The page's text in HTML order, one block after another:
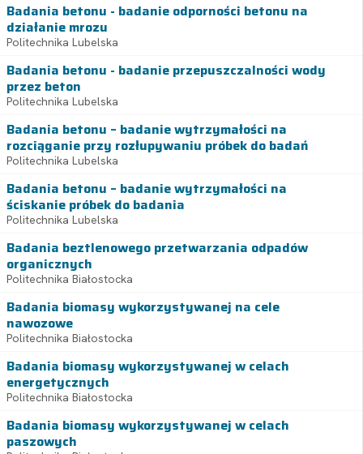
Badania betonu - badanie odporności betonu na
działanie mrozu
Politechnika Lubelska
Badania betonu - badanie przepuszczalności wody
przez beton
Politechnika Lubelska
Badania betonu – badanie wytrzymałości na
rozciąganie przy rozłupywaniu próbek do badań
Politechnika Lubelska
Badania betonu – badanie wytrzymałości na
ściskanie próbek do badania
Politechnika Lubelska
Badania beztlenowego przetwarzania odpadów
organicznych
Politechnika Białostocka
Badania biomasy wykorzystywanej na cele
nawozowe
Politechnika Białostocka
Badania biomasy wykorzystywanej w celach
energetycznych
Politechnika Białostocka
Badania biomasy wykorzystywanej w celach
paszowych